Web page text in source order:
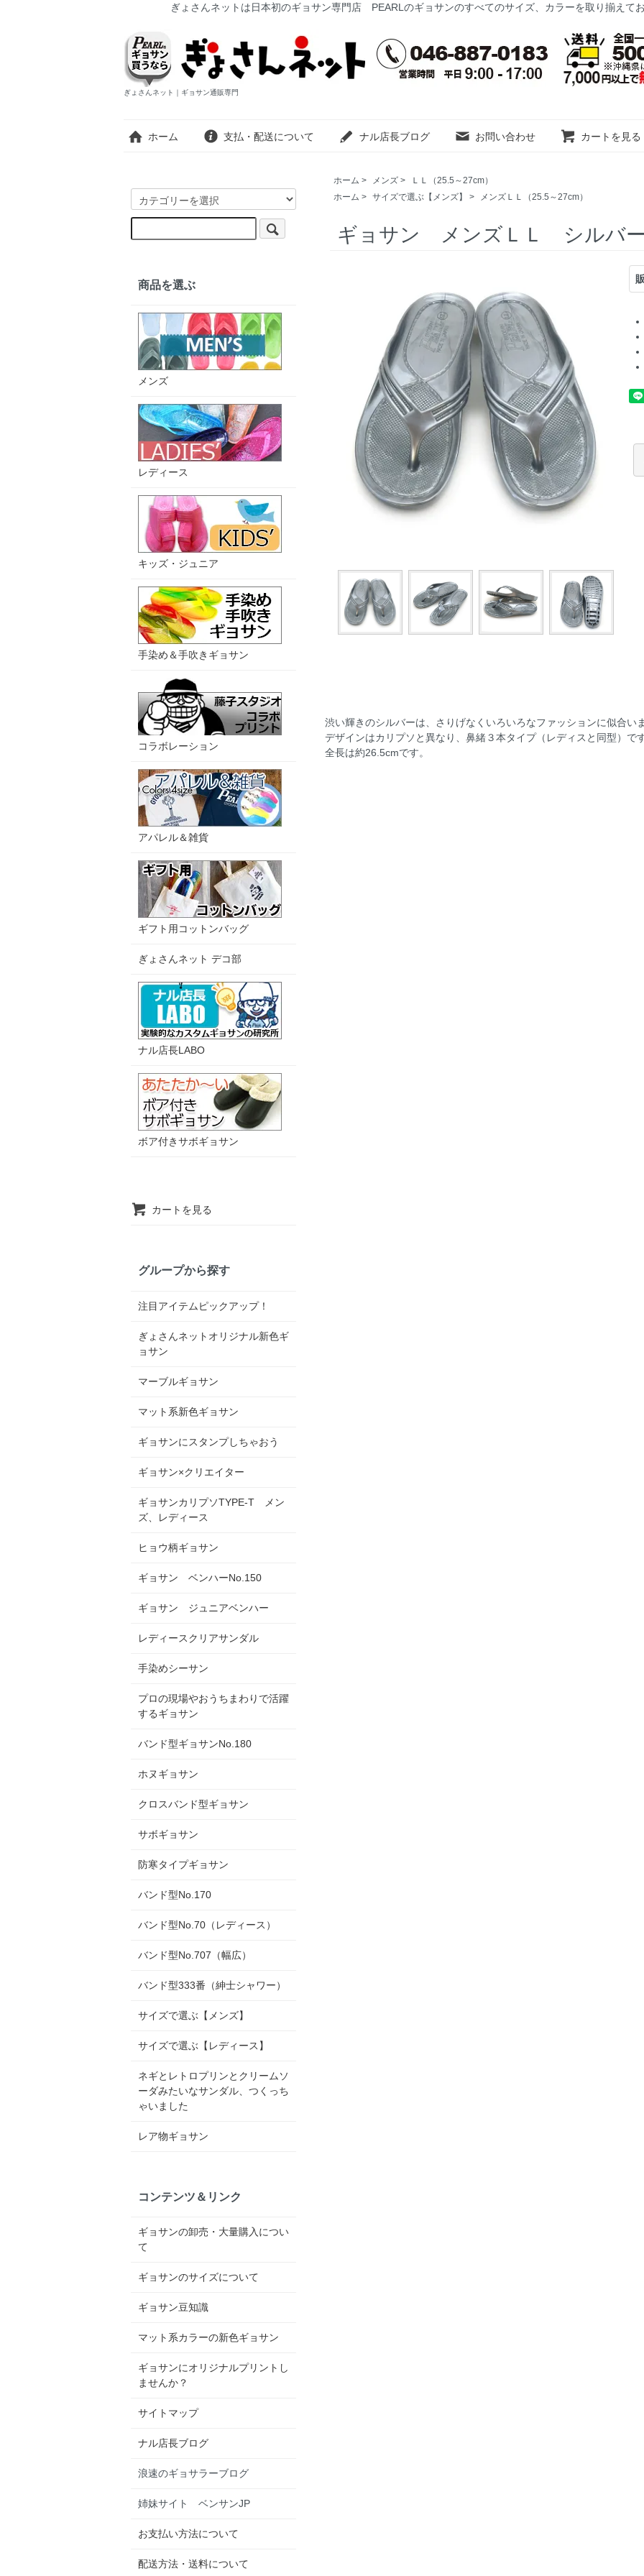
ぎょさんネットは日本初のギョサン専門店 PEARLのギョサンのすべてのサイズ、カラーを取り揃えて
ぎょさんネット｜ギョサン通販専門
ホーム 支払・配送について ナル店長ブログ お問い合わせ カートを見る
ホーム > メンズ >
ＬＬ（25.5～27cm）
ホーム > サイズで選ぶ【メンズ】 > メンズＬＬ（25.5～27cm）
ギョサン メンズＬＬ シルバー
渋い輝きのシルバーは、さりげなくいろいろなファッションに似合いま
デザインはカリプソと異なり、鼻緒３本タイプ（レディスと同型）です
全長は約26.5cmです。
商品を選ぶ
メンズ
レディース
キッズ・ジュニア
手染め＆手吹きギョサン
コラボレーション
アパレル＆雑貨
ギフト用コットンバッグ
ぎょさんネット デコ部
ナル店長LABO
ボア付きサボギョサン
カートを見る
グループから探す
注目アイテムピックアップ！
ぎょさんネットオリジナル新色ギ
ョサン
マーブルギョサン
マット系新色ギョサン
ギョサンにスタンプしちゃおう
ギョサン×クリエイター
ギョサンカリプソTYPE-T メン
ズ、レディース
ヒョウ柄ギョサン
ギョサン ベンハーNo.150
ギョサン ジュニアベンハー
レディースクリアサンダル
手染めシーサン
プロの現場やおうちまわりで活躍
するギョサン
バンド型ギョサンNo.180
ホヌギョサン
クロスバンド型ギョサン
サボギョサン
防寒タイプギョサン
バンド型No.170
バンド型No.70（レディース）
バンド型No.707（幅広）
バンド型333番（紳士シャワー）
サイズで選ぶ【メンズ】
サイズで選ぶ【レディース】
ネギとレトロプリンとクリームソ
ーダみたいなサンダル、つくっち
ゃいました
レア物ギョサン
コンテンツ＆リンク
ギョサンの卸売・大量購入につい
て
ギョサンのサイズについて
ギョサン豆知識
マット系カラーの新色ギョサン
ギョサンにオリジナルプリントし
ませんか？
サイトマップ
ナル店長ブログ
浪速のギョサラーブログ
姉妹サイト ベンサンJP
お支払い方法について
配送方法・送料について